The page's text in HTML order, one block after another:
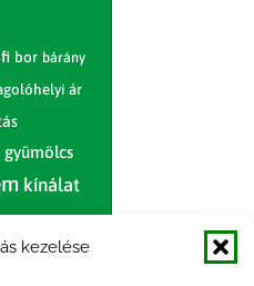
kezelése
bor bárány
ár
gyümölcs
kínálat
narancs